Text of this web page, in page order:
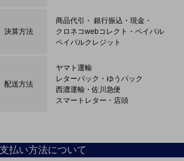
決算方法
商品代引・ 銀行振込・現金・
クロネコwebコレクト・ペイパル
ペイパルクレジット
配送方法
ヤマト運輸
レターパック・ゆうパック
西濃運輸・佐川急便
スマートレター・店頭
払い方法について